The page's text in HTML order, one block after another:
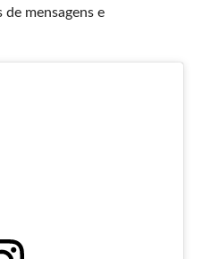
mensagens e